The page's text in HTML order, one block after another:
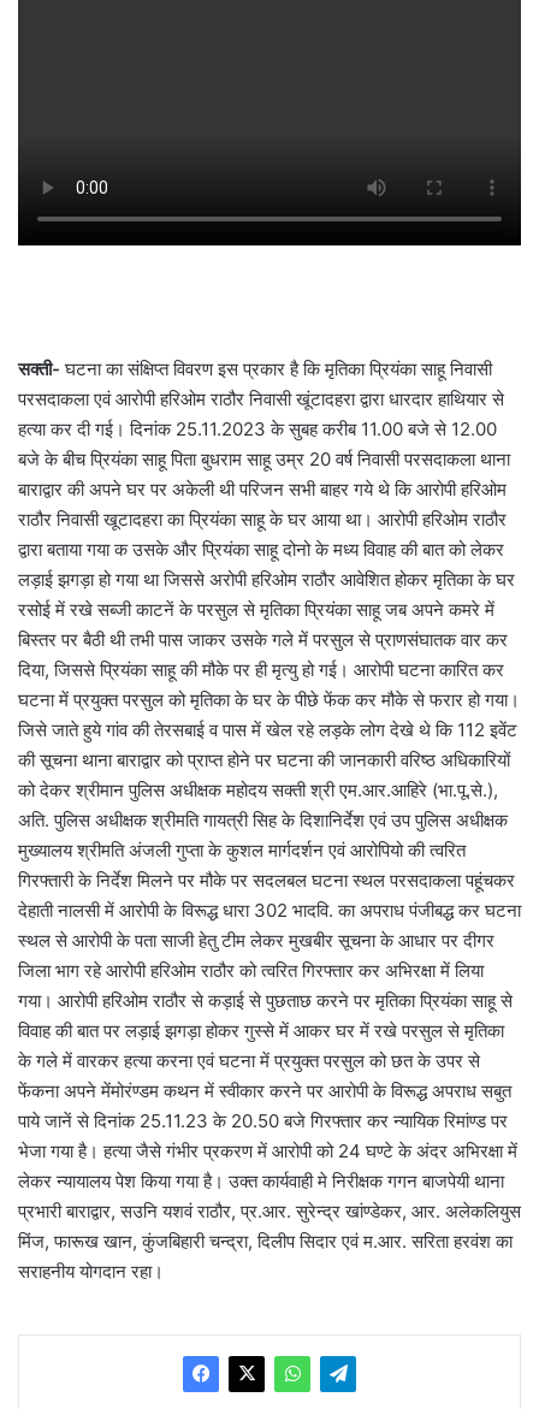
सक्ती- घटना का संक्षिप्त विवरण इस प्रकार है कि मृतिका प्रियंका साहू निवासी
परसदाकला एवं आरोपी हरिओम राठौर निवासी खूंटादहरा द्वारा धारदार हाथियार से
हत्या कर दी गई। दिनांक 25.11.2023 के सुबह करीब 11.00 बजे से 12.00
बजे के बीच प्रियंका साहू पिता बुधराम साहू उम्र 20 वर्ष निवासी परसदाकला थाना
बाराद्वार की अपने घर पर अकेली थी परिजन सभी बाहर गये थे कि आरोपी हरिओम
राठौर निवासी खूटादहरा का प्रियंका साहू के घर आया था। आरोपी हरिओम राठौर
द्वारा बताया गया क उसके और प्रियंका साहू दोनो के मध्य विवाह की बात को लेकर
लड़ाई झगड़ा हो गया था जिससे अरोपी हरिओम राठौर आवेशित होकर मृतिका के घर
रसोई में रखे सब्जी काटनें के परसुल से मृतिका प्रियंका साहू जब अपने कमरे में
बिस्तर पर बैठी थी तभी पास जाकर उसके गले में परसुल से प्राणसंघातक वार कर
दिया, जिससे प्रियंका साहू की मौके पर ही मृत्यु हो गई। आरोपी घटना कारित कर
घटना में प्रयुक्त परसुल को मृतिका के घर के पीछे फेंक कर मौके से फरार हो गया।
जिसे जाते हुये गांव की तेरसबाई व पास में खेल रहे लड़के लोग देखे थे कि 112 इवेंट
की सूचना थाना बाराद्वार को प्राप्त होने पर घटना की जानकारी वरिष्ठ अधिकारियों
को देकर श्रीमान पुलिस अधीक्षक महोदय सक्ती श्री एम.आर.आहिरे (भा.पू.से.),
अति. पुलिस अधीक्षक श्रीमति गायत्री सिह के दिशानिर्देश एवं उप पुलिस अधीक्षक
मुख्यालय श्रीमति अंजली गुप्ता के कुशल मार्गदर्शन एवं आरोपियो की त्वरित
गिरफ्तारी के निर्देश मिलने पर मौके पर सदलबल घटना स्थल परसदाकला पहूंचकर
देहाती नालसी में आरोपी के विरूद्ध धारा 302 भादवि. का अपराध पंजीबद्ध कर घटना
स्थल से आरोपी के पता साजी हेतु टीम लेकर मुखबीर सूचना के आधार पर दीगर
जिला भाग रहे आरोपी हरिओम राठौर को त्वरित गिरफ्तार कर अभिरक्षा में लिया
गया। आरोपी हरिओम राठौर से कड़ाई से पुछताछ करने पर मृतिका प्रियंका साहू से
विवाह की बात पर लड़ाई झगड़ा होकर गुस्से में आकर घर में रखे परसुल से मृतिका
के गले में वारकर हत्या करना एवं घटना में प्रयुक्त परसुल को छत के उपर से
फेंकना अपने मेंमोरंण्डम कथन में स्वीकार करने पर आरोपी के विरूद्ध अपराध सबुत
पाये जानें से दिनांक 25.11.23 के 20.50 बजे गिरफ्तार कर न्यायिक रिमांण्ड पर
भेजा गया है। हत्या जैसे गंभीर प्रकरण में आरोपी को 24 घण्टे के अंदर अभिरक्षा में
लेकर न्यायालय पेश किया गया है। उक्त कार्यवाही मे निरीक्षक गगन बाजपेयी थाना
प्रभारी बाराद्वार, सउनि यशवं राठौर, प्र.आर. सुरेन्द्र खांण्डेकर, आर. अलेकलियुस
मिंज, फारूख खान, कुंजबिहारी चन्द्रा, दिलीप सिदार एवं म.आर. सरिता हरवंश का
सराहनीय योगदान रहा।